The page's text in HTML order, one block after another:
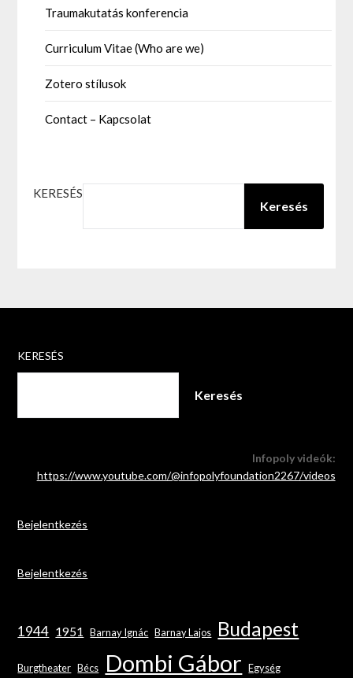
Traumakutatás konferencia
Curriculum Vitae (Who are we)
Zotero stílusok
Contact – Kapcsolat
KERESÉS
Keresés
KERESÉS
Keresés
Infopoly videók:
https://www.youtube.com/@infopolyfoundation2267/videos
Bejelentkezés
Bejelentkezés
1944 1951 Barnay Ignác Barnay Lajos Budapest
Burgtheater Bécs Dombi Gábor Egység